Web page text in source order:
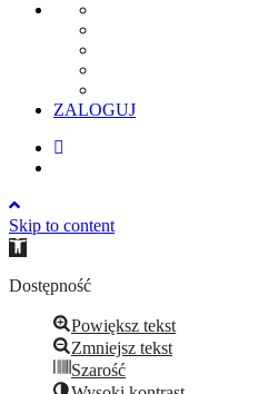
ZALOGUJ
Skip to content
Open
Dostępność
Powiększ tekst
Zmniejsz tekst
Szarość